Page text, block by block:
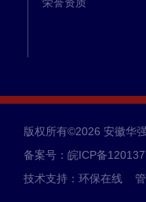
版权所有©2026 安徽华
备案号：皖ICP备
技术支持： 环保在线